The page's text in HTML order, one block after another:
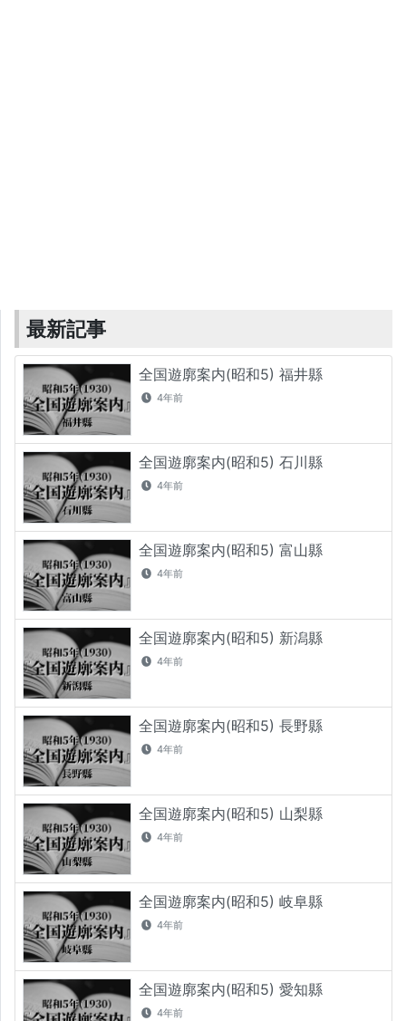
最新記事
全国遊廓案内(昭和5) 福井縣
4年前
全国遊廓案内(昭和5) 石川縣
4年前
全国遊廓案内(昭和5) 富山縣
4年前
全国遊廓案内(昭和5) 新潟縣
4年前
全国遊廓案内(昭和5) 長野縣
4年前
全国遊廓案内(昭和5) 山梨縣
4年前
全国遊廓案内(昭和5) 岐阜縣
4年前
全国遊廓案内(昭和5) 愛知縣
4年前